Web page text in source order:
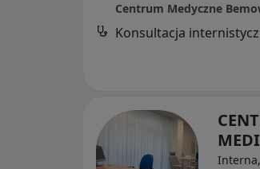
Centrum Medyczne
Konsultacja